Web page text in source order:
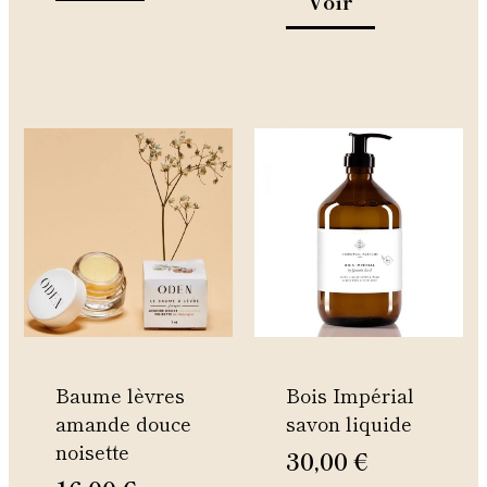
Baume lèvres
amande douce
noisette
Ce
produit
plusieurs
variations.
Les
options
peuvent
choisies
sur
Bois Impérial
savon liquide
30,00 €
Ce
produit
a
plusieurs
variations.
Les
options
peuvent
choisies
sur